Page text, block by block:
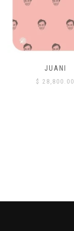
JUANI
$ 28,800.00